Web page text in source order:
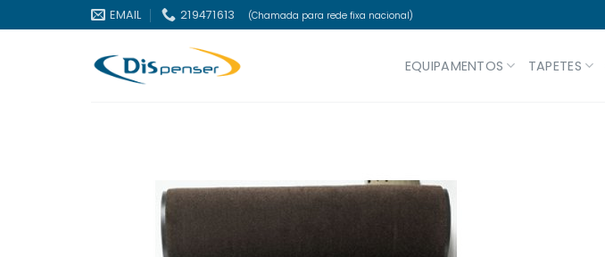
to
EMAIL 219471613 (Chamada para rede fixa nacional)
EQUIPAMENTOS TAPETES